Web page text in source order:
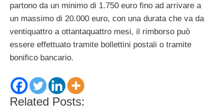
partono da un minimo di 1.750 euro fino ad arrivare a
un massimo di 20.000 euro, con una durata che va da
ventiquattro a ottantaquattro mesi, il rimborso può
essere effettuato tramite bollettini postali o tramite
bonifico bancario.
Related Posts: